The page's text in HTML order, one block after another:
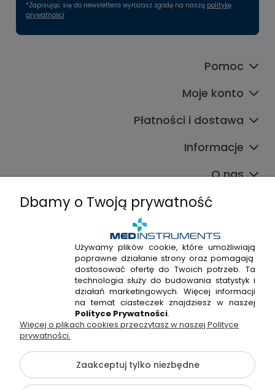
*Zapisując się do newslettera wyrażasz zgodę na naszą politykę
prywatności
Pomoc
Moje konto
Płatności i dostawa
Informacje
O nas
+48 720 915 338
+48 22 298 53 38
Napisz do nas!
Hossa Medical Sp. z o. o. | ul. Kryształowa 33A, 01-356
Warszawa, woj. mazowieckie | NIP: 7010404814, REGON:
146982576, KRS: 0000491265
Dbamy o Twoją prywatność
Używamy plików cookie, które umożliwiają
poprawne działanie strony oraz pomagają
dostosować ofertę do Twoich potrzeb. Ta
technologia służy do budowania statystyk i
działań marketingowych. Więcej informacji
na temat ciasteczek znajdziesz w naszej
Polityce Prywatności.
Więcej o plikach cookies przeczytasz w naszej Polityce
prywatności.
Zaakceptuj tylko niezbędne